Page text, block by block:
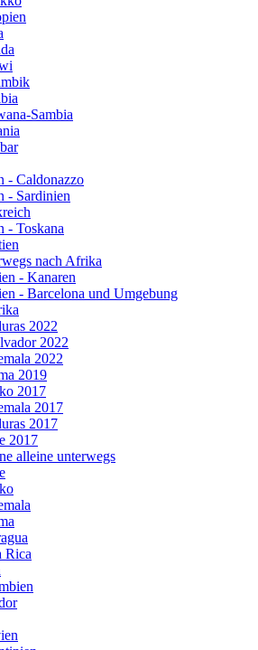
Sambia
- Caldonazzo
- Sardinien
- Toskana
nach Afrika
- Kanaren
- Barcelona und Umgebung
2022
2022
2022
2019
2017
2017
2017
2017
alleine unterwegs
Rica